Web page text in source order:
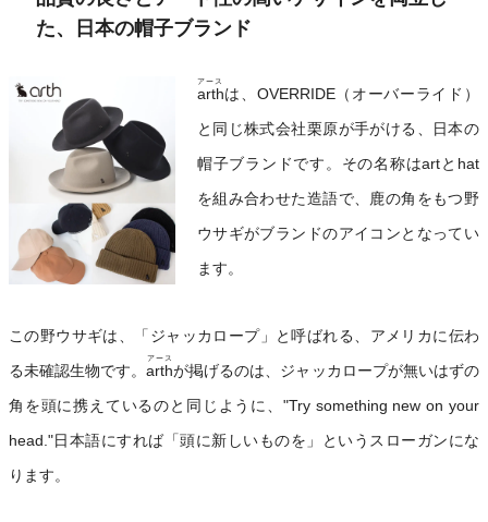
た、日本の帽子ブランド
arth
アース
は、OVERRIDE（オーバーライド）
と同じ株式会社栗原が手がける、日本の
帽子ブランドです。その名称はartとhat
を組み合わせた造語で、鹿の角をもつ野
ウサギがブランドのアイコンとなってい
ます。
この野ウサギは、「ジャッカロープ」と呼ばれる、アメリカに伝わ
る未確認生物です。 arth
アース
が掲げるのは、ジャッカロープが無いはずの
角を頭に携えているのと同じように、"Try something new on your
head."日本語にすれば「頭に新しいものを」というスローガンにな
ります。